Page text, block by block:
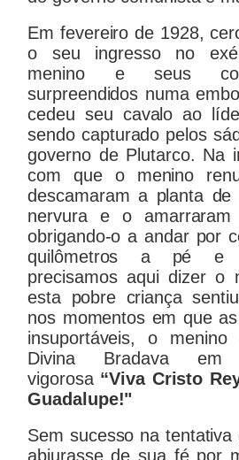
Em fevereiro de 1928,
o seu ingresso no
menino e seus
surpreendidos numa
cedeu seu cavalo ao
sendo capturado pelos
governo de Plutarco. Na
com que o menino
descamaram a planta
nervura e o
obrigando-o a andar por
quilômetros a pé e
precisamos aqui dizer o
esta pobre criança
nos momentos em que
insuportáveis, o
Divina Bradava
vigorosa “Viva Cristo
Guadalupe!"
Sem sucesso na
abjurasse de sua fé por